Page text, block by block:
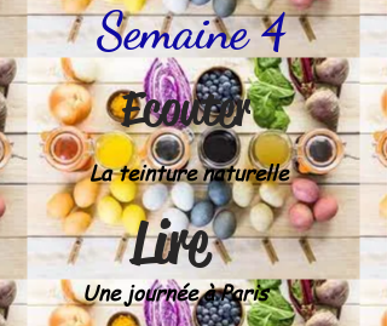
Semaine 4
Ecouter
La teinture naturelle
Lire
Une journée à Paris